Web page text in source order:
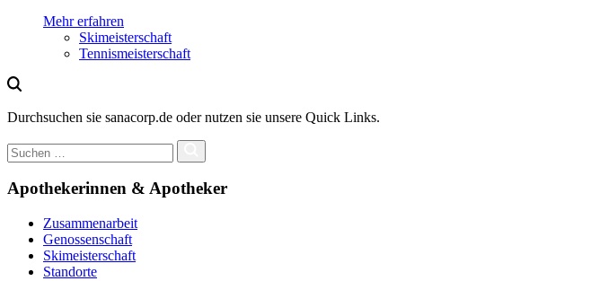
Mehr erfahren
Skimeisterschaft
Tennismeisterschaft
Durchsuchen sie sanacorp.de oder nutzen sie unsere Quick Links.
Apothekerinnen & Apotheker
Zusammenarbeit
Genossenschaft
Skimeisterschaft
Standorte